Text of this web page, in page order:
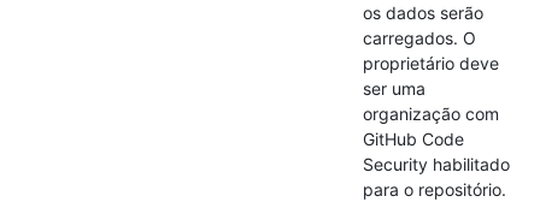
os dados serão
carregados. O
proprietário deve
ser uma
organização com
GitHub Code
Security habilitado
para o repositório.